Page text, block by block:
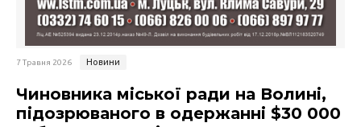
7 Травня 2026 Новини
Чиновника міської ради на Волині,
підозрюваного в одержанні $30 000